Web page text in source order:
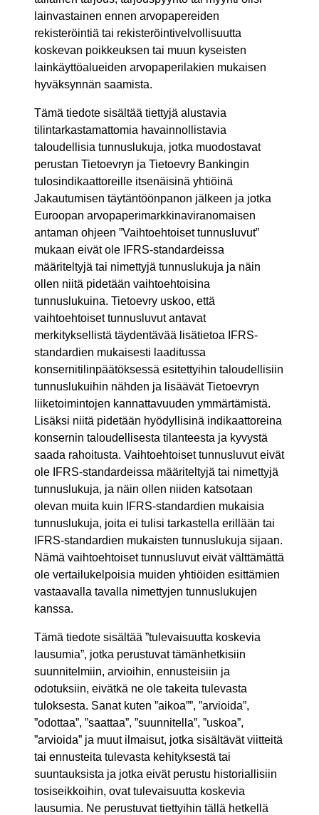
lainvastainen ennen arvopapereiden
rekisteröintiä tai rekisteröintivelvollisuutta
koskevan poikkeuksen tai muun kyseisten
lainkäyttöalueiden arvopaperilakien mukaisen
hyväksynnän saamista.
Tämä tiedote sisältää tiettyjä alustavia
tilintarkastamattomia havainnollistavia
taloudellisia tunnuslukuja, jotka muodostavat
perustan Tietoevryn ja Tietoevry Bankingin
tulosindikaattoreille itsenäisinä yhtiöinä
Jakautumisen täytäntöönpanon jälkeen ja jotka
Euroopan arvopaperimarkkinaviranomaisen
antaman ohjeen ”Vaihtoehtoiset tunnusluvut”
mukaan eivät ole IFRS-standardeissa
määriteltyjä tai nimettyjä tunnuslukuja ja näin
ollen niitä pidetään vaihtoehtoisina
tunnuslukuina. Tietoevry uskoo, että
vaihtoehtoiset tunnusluvut antavat
merkityksellistä täydentävää lisätietoa IFRS-
standardien mukaisesti laaditussa
konsernitilinpäätöksessä esitettyihin taloudellisiin
tunnuslukuihin nähden ja lisäävät Tietoevryn
liiketoimintojen kannattavuuden ymmärtämistä.
Lisäksi niitä pidetään hyödyllisinä indikaattoreina
konsernin taloudellisesta tilanteesta ja kyvystä
saada rahoitusta. Vaihtoehtoiset tunnusluvut eivät
ole IFRS-standardeissa määriteltyjä tai nimettyjä
tunnuslukuja, ja näin ollen niiden katsotaan
olevan muita kuin IFRS-standardien mukaisia
tunnuslukuja, joita ei tulisi tarkastella erillään tai
IFRS-standardien mukaisten tunnuslukuja sijaan.
Nämä vaihtoehtoiset tunnusluvut eivät välttämättä
ole vertailukelpoisia muiden yhtiöiden esittämien
vastaavalla tavalla nimettyjen tunnuslukujen
kanssa.
Tämä tiedote sisältää ”tulevaisuutta koskevia
lausumia”, jotka perustuvat tämänhetkisiin
suunnitelmiin, arvioihin, ennusteisiin ja
odotuksiin, eivätkä ne ole takeita tulevasta
tuloksesta. Sanat kuten ”aikoa””, ”arvioida”,
”odottaa”, ”saattaa”, ”suunnitella”, ”uskoa”,
”arvioida” ja muut ilmaisut, jotka sisältävät viitteitä
tai ennusteita tulevasta kehityksestä tai
suuntauksista ja jotka eivät perustu historiallisiin
tosiseikkoihin, ovat tulevaisuutta koskevia
lausumia. Ne perustuvat tiettyihin tällä hetkellä